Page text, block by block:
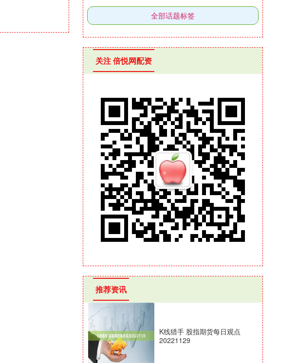
全部话题标签
关注 倍悦网配资
推荐资讯
K线猎手 股指期货每日观点
20221129